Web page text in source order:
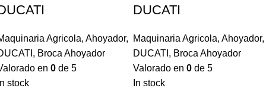
Agricola, Ahoyador,
, Broca Ahoyador
en 0 de 5
stock
DUCATI
Maquinaria Agricola, Ahoyador,
DUCATI , Broca Ahoyador
Valorado en 0 de 5
In stock